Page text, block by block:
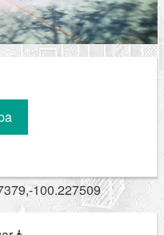
100.227509